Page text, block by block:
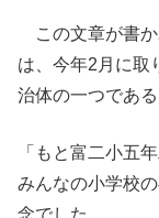
この文章が書か
は、今年2月に取
治体の一つである
「もと富二小五
みんなの小学校
念でした…。